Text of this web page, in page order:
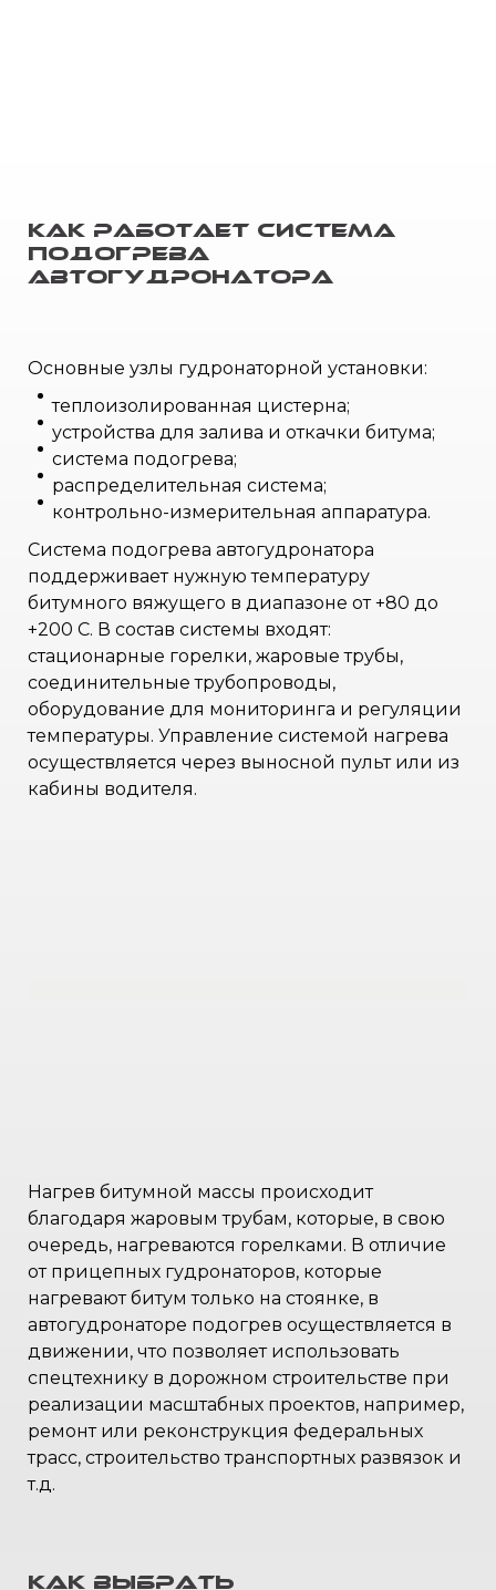
Как работает система
подогрева
автогудронатора
Основные узлы гудронаторной установки:
теплоизолированная цистерна;
устройства для залива и откачки битума;
система подогрева;
распределительная система;
контрольно-измерительная аппаратура.
Система подогрева автогудронатора
поддерживает нужную температуру
битумного вяжущего в диапазоне от +80 до
+200 С. В состав системы входят:
стационарные горелки, жаровые трубы,
соединительные трубопроводы,
оборудование для мониторинга и регуляции
температуры. Управление системой нагрева
осуществляется через выносной пульт или из
кабины водителя.
Нагрев битумной массы происходит
благодаря жаровым трубам, которые, в свою
очередь, нагреваются горелками. В отличие
от прицепных гудронаторов, которые
нагревают битум только на стоянке, в
автогудронаторе подогрев осуществляется в
движении, что позволяет использовать
спецтехнику в дорожном строительстве при
реализации масштабных проектов, например,
ремонт или реконструкция федеральных
трасс, строительство транспортных развязок и
т.д.
Как выбрать